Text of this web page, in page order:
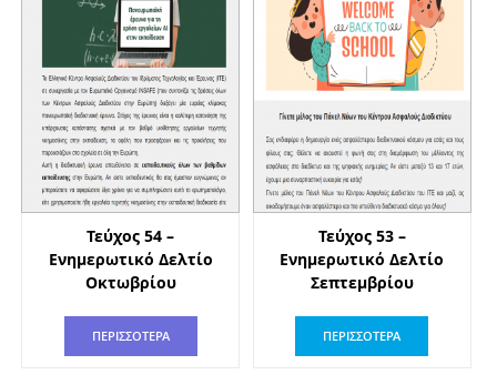
Τεύχος 54 –
Ενημερωτικό Δελτίο
Οκτωβρίου
ΠΕΡΙΣΣΟΤΕΡΑ
Τεύχος 53 –
Ενημερωτικό Δελτίο
Σεπτεμβρίου
ΠΕΡΙΣΣΟΤΕΡΑ